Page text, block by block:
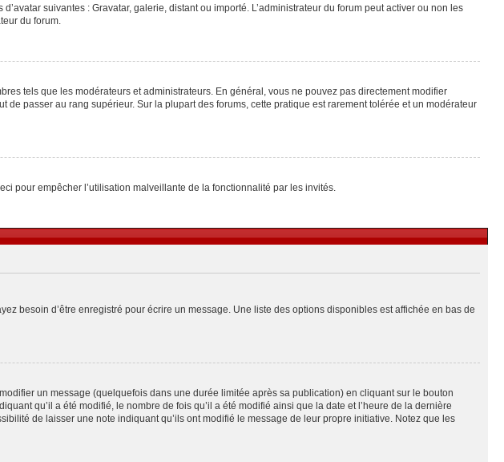
suivantes : Gravatar, galerie, distant ou importé. L’administrateur du forum peut activer ou non les
du forum.
tels que les modérateurs et administrateurs. En général, vous ne pouvez pas directement modifier
de passer au rang supérieur. Sur la plupart des forums, cette pratique est rarement tolérée et un modérateur
pour empêcher l’utilisation malveillante de la fonctionnalité par les invités.
besoin d’être enregistré pour écrire un message. Une liste des options disponibles est affichée en bas de
un message (quelquefois dans une durée limitée après sa publication) en cliquant sur le bouton
qu’il a été modifié, le nombre de fois qu’il a été modifié ainsi que la date et l’heure de la dernière
de laisser une note indiquant qu’ils ont modifié le message de leur propre initiative. Notez que les